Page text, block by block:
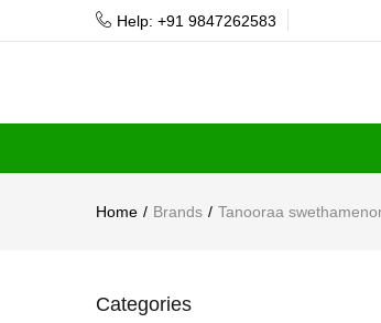
Help: +91 9847262583
Home Brands Tanooraa
Categories